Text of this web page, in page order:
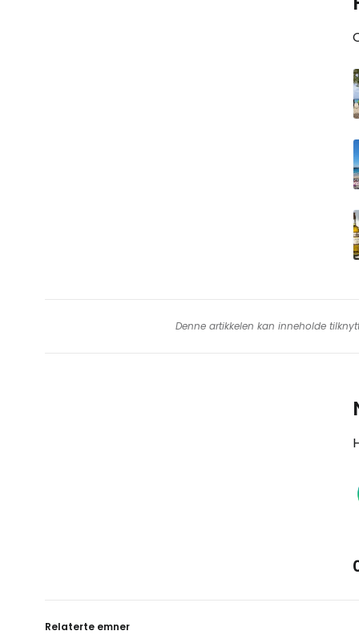
Denne artikkelen kan inneholde
Relaterte emner